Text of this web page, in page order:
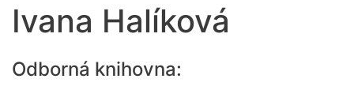
Ivana Halíková
Odborná knihovna: